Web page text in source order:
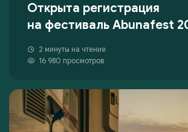
Открыта регистрация
на фестиваль Abunafest
2 минуты на чтение
16 980 просмотров